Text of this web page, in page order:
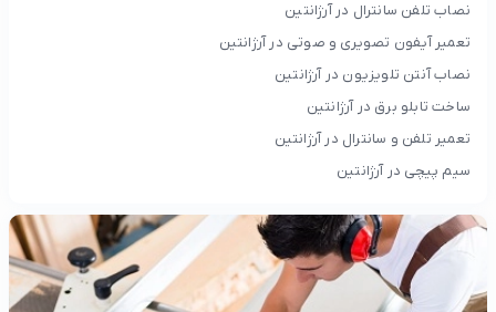
نصاب تلفن سانترال در آرژانتین
تعمیر آیفون تصویری و صوتی در آرژانتین
نصاب آنتن تلویزیون در آرژانتین
ساخت تابلو برق در آرژانتین
تعمیر تلفن و سانترال در آرژانتین
سیم پیچی در آرژانتین